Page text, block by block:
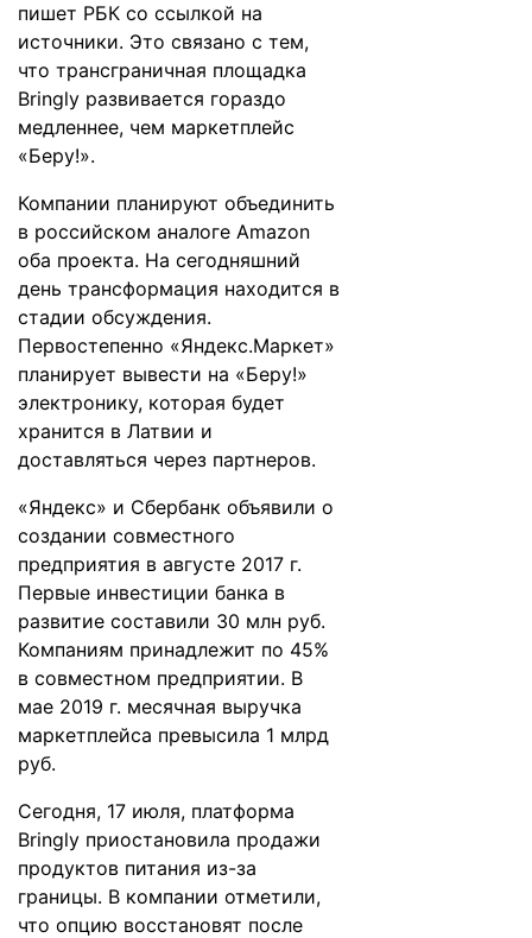
пишет РБК со ссылкой на
источники. Это связано с тем,
что трансграничная площадка
Bringly развивается гораздо
медленнее, чем маркетплейс
«Беру!».
Компании планируют объединить
в российском аналоге Amazon
оба проекта. На сегодняшний
день трансформация находится в
стадии обсуждения.
Первостепенно «Яндекс.Маркет»
планирует вывести на «Беру!»
электронику, которая будет
хранится в Латвии и
доставляться через партнеров.
«Яндекс» и Сбербанк объявили о
создании совместного
предприятия в августе 2017 г.
Первые инвестиции банка в
развитие составили 30 млн руб.
Компаниям принадлежит по 45%
в совместном предприятии. В
мае 2019 г. месячная выручка
маркетплейса превысила 1 млрд
руб.
Сегодня, 17 июля, платформа
Bringly приостановила продажи
продуктов питания из-за
границы. В компании отметили,
что опцию восстановят после